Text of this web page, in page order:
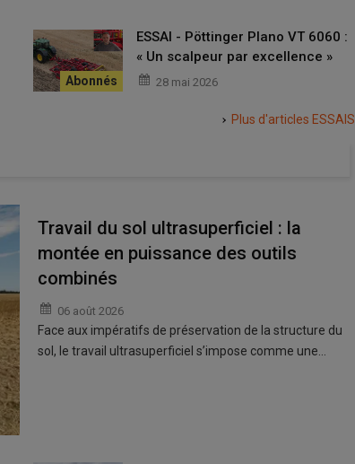
ESSAI - Pöttinger Plano VT 6060 :
« Un scalpeur par excellence »
28 mai 2026
Plus d'articles ESSAIS
Travail du sol ultrasuperficiel : la
montée en puissance des outils
combinés
06 août 2026
Face aux impératifs de préservation de la structure du
sol, le travail ultrasuperficiel s’impose comme une…